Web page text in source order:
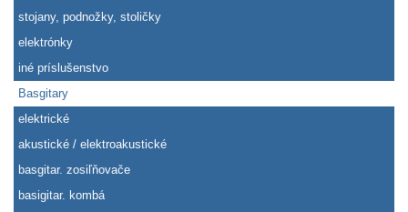
stojany, podnožky, stoličky
elektrónky
iné príslušenstvo
Basgitary
elektrické
akustické / elektroakustické
basgitar. zosiľňovače
basigitar. kombá